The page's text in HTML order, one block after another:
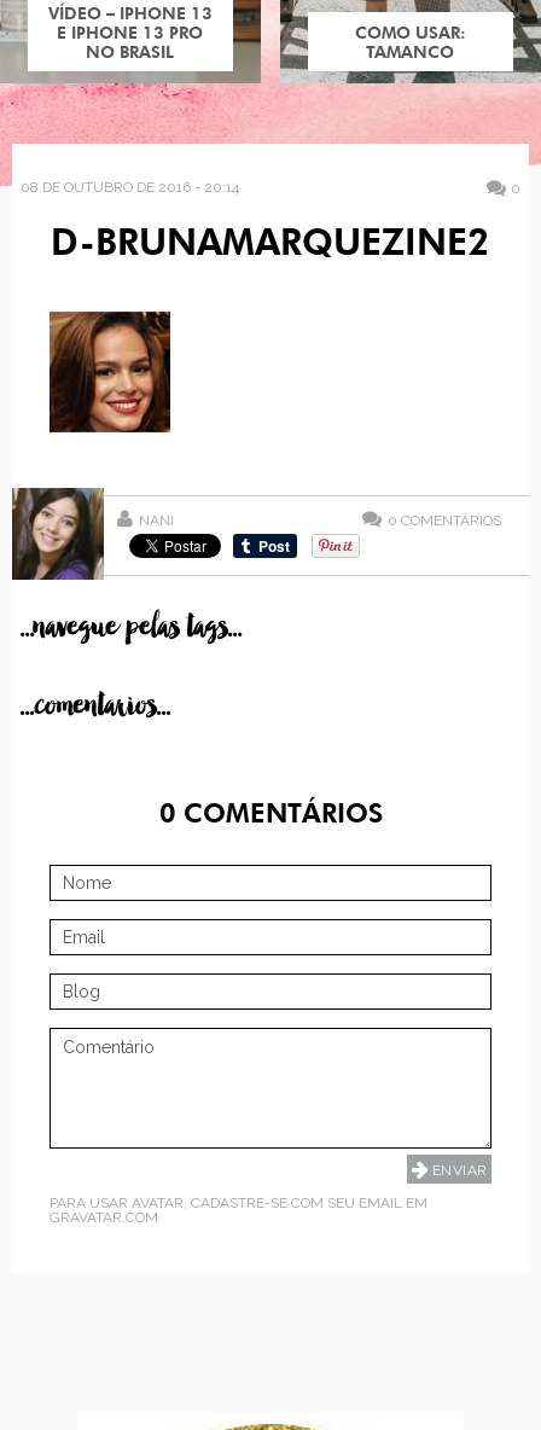
VÍDEO – IPHONE 13
E IPHONE 13 PRO
NO BRASIL
COMO USAR:
TAMANCO
08 DE OUTUBRO DE 2016 - 20:14 0
D-BRUNAMARQUEZINE2
NANI 0 COMENTÁRIOS
...navegue pelas tags...
...comentarios...
0COMENTÁRIOS
PARA USAR AVATAR, CADASTRE-SE COM SEU EMAIL EM
GRAVATAR.COM